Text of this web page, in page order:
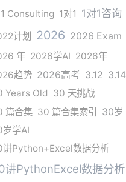
Consulting 1对1 1对1咨询
计划 2026 2026 Exam
年 2026学AI 2026年
趋势 2026高考 3.12 3.14
Years Old 30 天挑战
篇合集 30 篇合集索引
30岁
学AI
讲Python+Excel数据分析
讲PythonExcel数据分析